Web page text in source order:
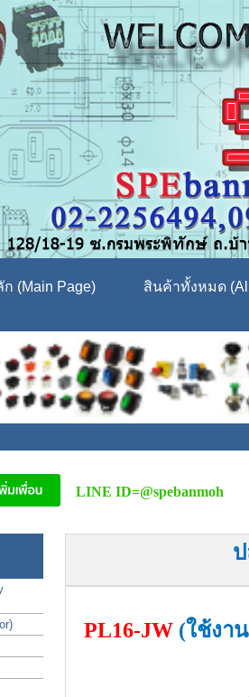
(Main Page) สินค้าทั้งหมด
LINE ID=@spebanmoh
PL16-JW (ใช้งา